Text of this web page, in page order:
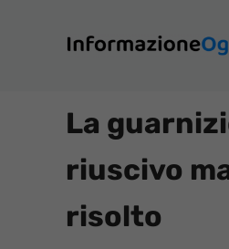
contenuto
La
riuscivo
risolto